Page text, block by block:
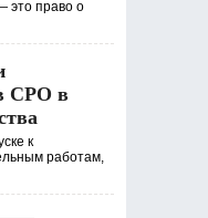
это право о
СРО в
к
работам,